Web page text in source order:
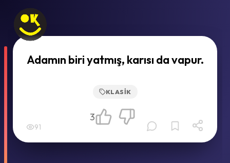
Adamın biri yatmış, karısı da vapur.
KLASIK
91
3